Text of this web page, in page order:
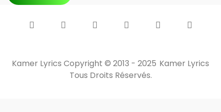
Kamer Lyrics Copyright © 2013 - 2025 Kamer Lyrics
Tous Droits Réservés.